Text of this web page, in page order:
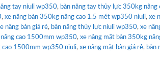
tay niuli wp350, bàn nâng tay thủy lực 350kg
, xe nâng bàn 350kg nâng cao 1.5 mét wp350 niuli, xe
nâng bàn giá rẻ, bàn nâng thủy lực niuli wp350, xe
cao 1500mm wp350, xe nâng mặt bàn 350kg
cao 1500mm wp350 niuli, xe nâng mặt bàn giá rẻ, bàn